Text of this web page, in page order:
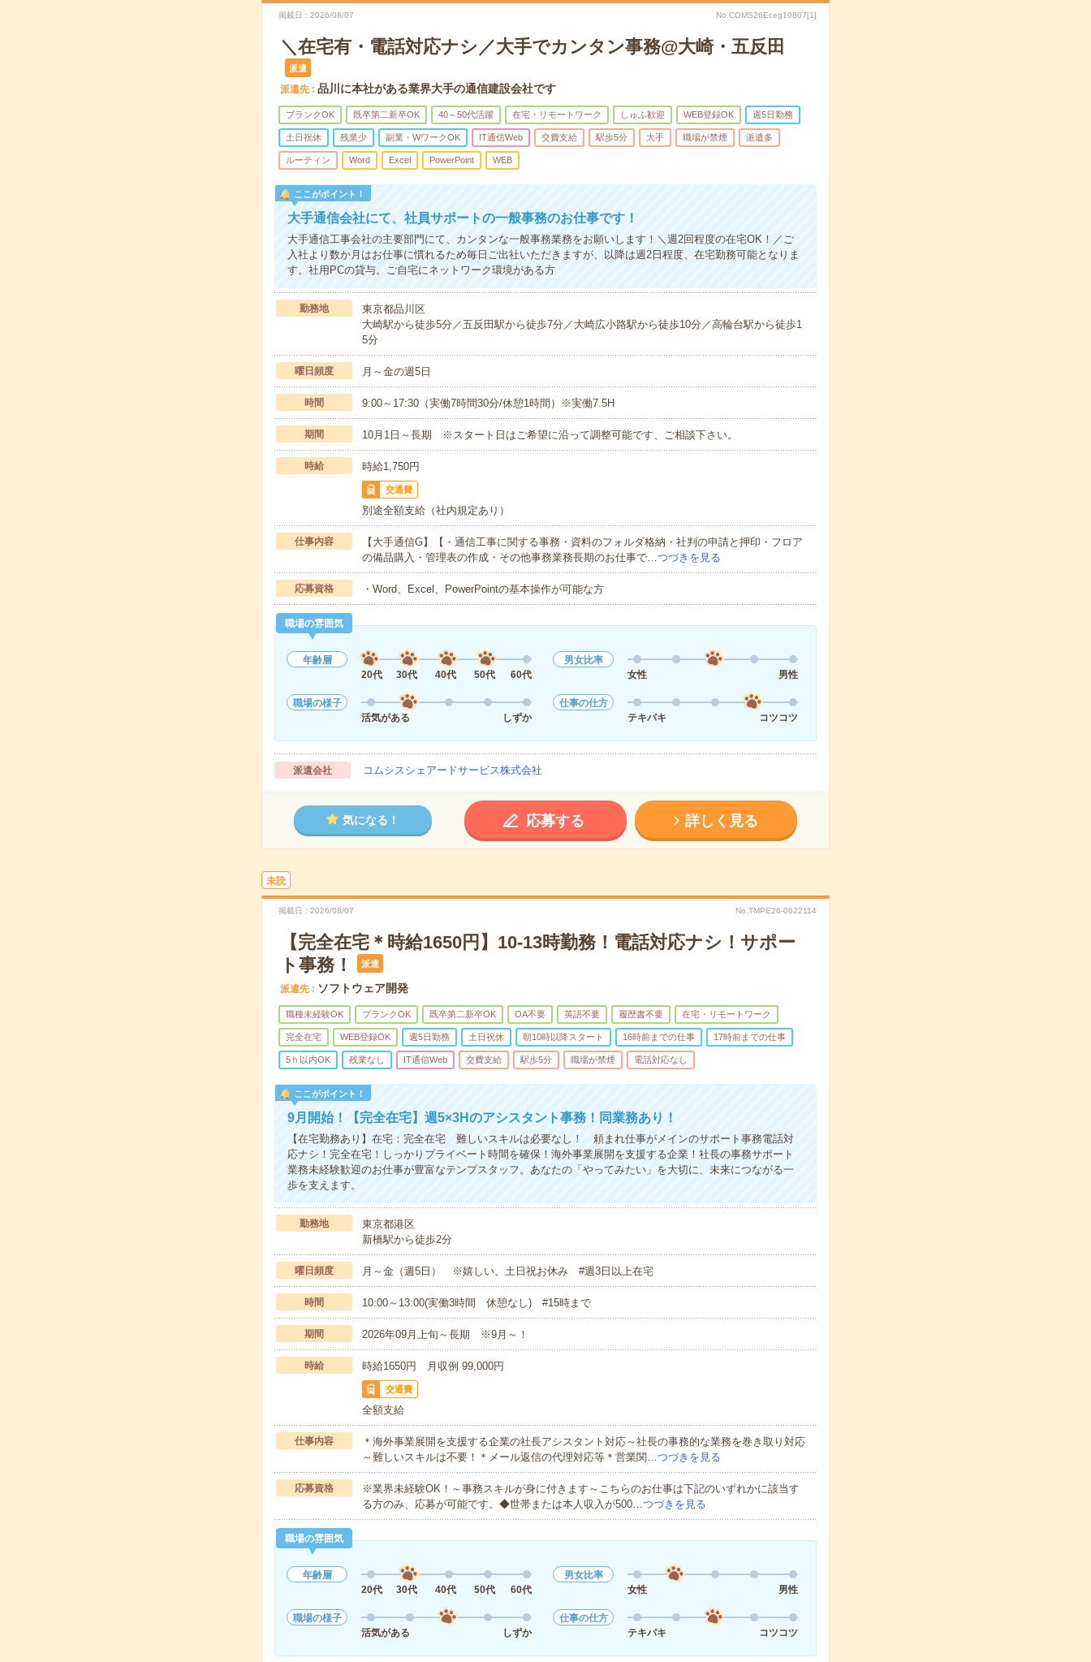
掲載日 2026/08/07 No.COMS26Eceg10807[1]
＼在宅有・電話対応ナシ／大手でカンタン事務@大崎・五反田
派遣
派遣先 品川に本社がある業界大手の通信建設会社です
ブランクOK 既卒第二新卒OK 40～50代活躍 在宅・リモートワーク しゅふ歓迎 WEB登録OK 週5日勤務
土日祝休 残業少 副業・WワークOK IT通信Web 交費支給 駅歩5分 大手 職場が禁煙 派遣多
ルーティン Word Excel PowerPoint WEB
ここがポイント！
大手通信会社にて、社員サポートの一般事務のお仕事です！
大手通信工事会社の主要部門にて、カンタンな一般事務業務をお願いします！＼週2回程度の在宅OK！／ご
入社より数か月はお仕事に慣れるため毎日ご出社いただきますが、以降は週2日程度、在宅勤務可能となりま
す。社用PCの貸与。ご自宅にネットワーク環境がある方
勤務地
東京都品川区
大崎駅から徒歩5分／五反田駅から徒歩7分／大崎広小路駅から徒歩10分／高輪台駅から徒歩1
5分
曜日頻度 月～金の週5日
時間 9:00～17:30（実働7時間30分/休憩1時間）※実働7.5H
期間 10月1日～長期 ※スタート日はご希望に沿って調整可能です、ご相談下さい。
時給 時給1,750円
交通費
別途全額支給（社内規定あり）
仕事内容
【大手通信G】【・通信工事に関する事務・資料のフォルダ格納・社判の申請と押印・フロア
の備品購入・管理表の作成・その他事務業務長期のお仕事で…つづきを見る
応募資格 ・Word、Excel、PowerPointの基本操作が可能な方
職場の雰囲気
年齢層
20代
30代 40代 50代 60代
男女比率
女性
男性
職場の様子
活気がある
しずか
仕事の仕方
テキパキ
コツコツ
派遣会社 コムシスシェアードサービス株式会社
気になる！ 応募する 詳しく見る
未読
掲載日 2026/08/07 No.TMPE26-0622114
【完全在宅＊時給1650円】10-13時勤務！電話対応ナシ！サポー
ト事務！
派遣
派遣先 ソフトウェア開発
職種未経験OK ブランクOK 既卒第二新卒OK OA不要 英語不要 履歴書不要 在宅・リモートワーク
完全在宅 WEB登録OK 週5日勤務 土日祝休 朝10時以降スタート 16時前までの仕事 17時前までの仕事
5ｈ以内OK 残業なし IT通信Web 交費支給 駅歩5分 職場が禁煙 電話対応なし
ここがポイント！
9月開始！【完全在宅】週5×3Hのアシスタント事務！同業務あり！
【在宅勤務あり】在宅：完全在宅 難しいスキルは必要なし！ 頼まれ仕事がメインのサポート事務電話対
応ナシ！完全在宅！しっかりプライベート時間を確保！海外事業展開を支援する企業！社長の事務サポート
業務未経験歓迎のお仕事が豊富なテンプスタッフ。あなたの「やってみたい」を大切に、未来につながる一
歩を支えます。
勤務地
東京都港区
新橋駅から徒歩2分
曜日頻度 月～金（週5日） ※嬉しい、土日祝お休み #週3日以上在宅
時間 10:00～13:00(実働3時間 休憩なし) #15時まで
期間 2026年09月上旬～長期 ※9月～！
時給 時給1650円 月収例 99,000円
交通費
全額支給
仕事内容
＊海外事業展開を支援する企業の社長アシスタント対応～社長の事務的な業務を巻き取り対応
～難しいスキルは不要！＊メール返信の代理対応等＊営業関…つづきを見る
応募資格
※業界未経験OK！～事務スキルが身に付きます～こちらのお仕事は下記のいずれかに該当す
る方のみ、応募が可能です。◆世帯または本人収入が500…つづきを見る
職場の雰囲気
年齢層
20代
30代 40代 50代 60代
男女比率
女性
男性
職場の様子
活気がある
しずか
仕事の仕方
テキパキ
コツコツ